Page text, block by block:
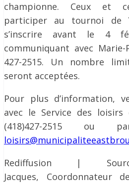
championne. Ceux et
participer au tournoi de
s’inscrire avant le 4
communiquant avec
427-2515. Un nombre
seront acceptées.
Pour plus d’information,
avec le Service des
(418)427-2515 ou
Rediffusion |
Jacques,